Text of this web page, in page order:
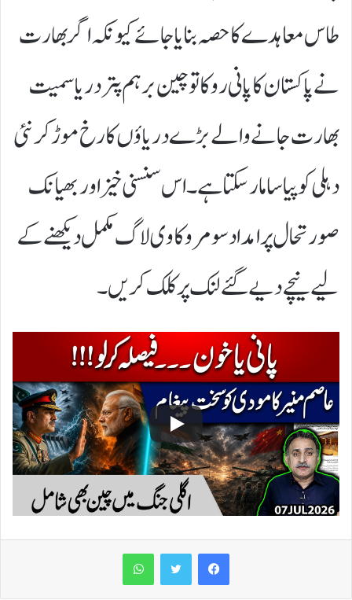
طاس معاہدے کا حصہ بنایا جائے کیونکہ اگر بھارت
نے پاکستان کا پانی روکا تو چین برہم پتر دریا سمیت
بھارت جانے والے بڑے دریاؤں کا رخ موڑ کر نئی
دہلی کو پیاسا مار سکتا ہے۔ اس سنسنی خیز اور بھیانک
صورتحال پر امداد سومرو کا وی لاگ مکمل دیکھنے کے
لیے نیچے دیے گئے لنک پر کلک کریں۔
WhatsApp